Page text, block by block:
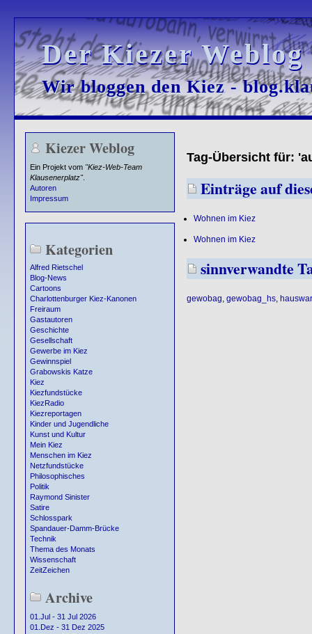
Der Kiezer
Der Kiezer
Wir bloggen den Kiez -
Wir bloggen den Kiez -
Kiezer Weblog
Ein Projekt vom "Kiez-Web-Team
Klausenerplatz".
Autoren
Impressum
Kategorien
Alfred Rietschel
Blog-News
Cartoons
Charlottenburger Kiez-Kanonen
Freiraum
Gastautoren
Geschichte
Gesellschaft
Gewerbe im Kiez
Gewinnspiel
Grabowskis Katze
Kiez
Kiezfundstücke
KiezRadio
Kiezreportagen
Kinder und Jugendliche
Kunst und Kultur
Mein Kiez
Menschen im Kiez
Netzfundstücke
Philosophisches
Politik
Raymond Sinister
Satire
Schlosspark
Spandauer-Damm-Brücke
Technik
Thema des Monats
Wissenschaft
ZeitZeichen
Archive
01.Jul - 31 Jul 2026
01.Dez - 31 Dez 2025
Tag-Übersicht für:
Einträge auf
Wohnen im Kiez
Wohnen im Kiez
sinnverwandte
gewobag gewobag_hs,